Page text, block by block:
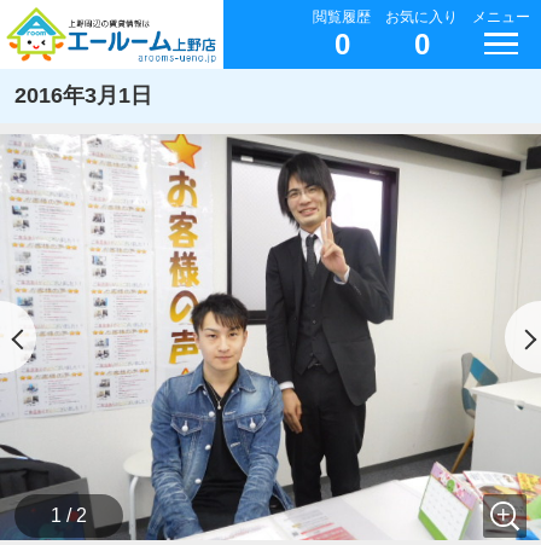
閲覧履歴
0
お気に入り
0
メニュー
2016年3月1日
1 / 2